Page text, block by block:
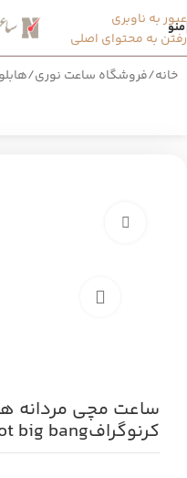
عبور به ناوبری
رفتن به محتوای اصلی
منو
خانه/فروشگاه ساعت نوری/
ساعت مچی مردانه
کرنوگرافHublot big bang